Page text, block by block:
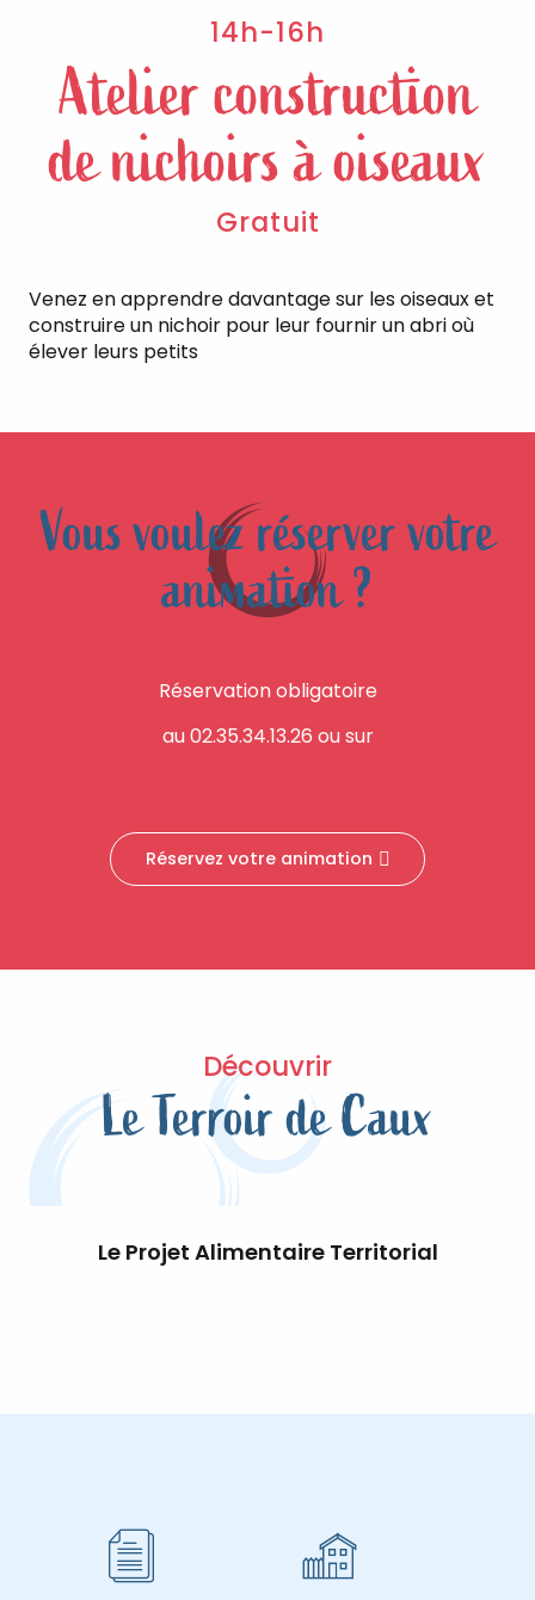
14h-16h
Atelier construction
de nichoirs à oiseaux
Gratuit
Venez en apprendre davantage sur les oiseaux et
construire un nichoir pour leur fournir un abri où
élever leurs petits
Vous voulez réserver votre
animation ?
Réservation obligatoire
au 02.35.34.13.26 ou sur
Réservez votre animation
Découvrir
Le Terroir de Caux
Le Projet Alimentaire Territorial